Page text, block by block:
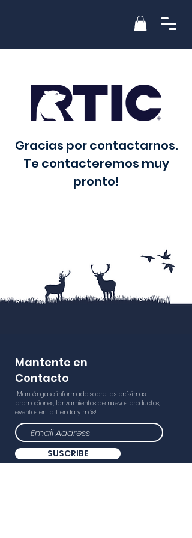
Gracias por contactarnos.
Te contacteremos muy
pronto!
Mantente en
Contacto
¡Manténgase informado sobre las próximas
promociones, lanzamientos de nuevos productos,
eventos en la tienda y más!
SUSCRIBE